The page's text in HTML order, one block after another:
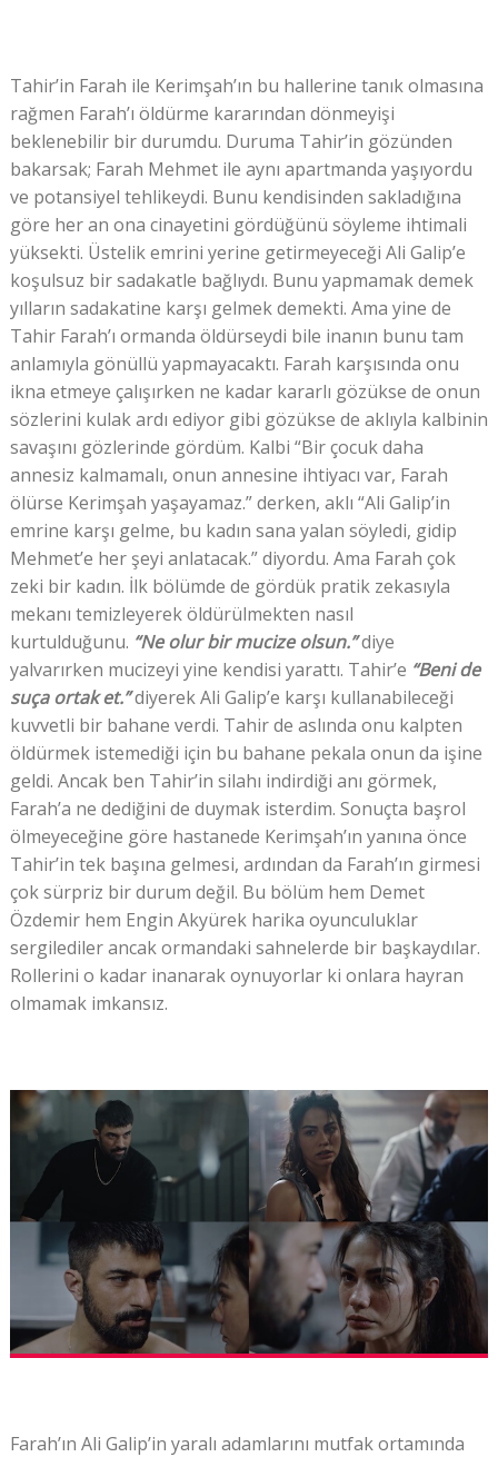
Tahir’in Farah ile Kerimşah’ın bu hallerine tanık olmasına
rağmen Farah’ı öldürme kararından dönmeyişi
beklenebilir bir durumdu. Duruma Tahir’in gözünden
bakarsak; Farah Mehmet ile aynı apartmanda yaşıyordu
ve potansiyel tehlikeydi. Bunu kendisinden sakladığına
göre her an ona cinayetini gördüğünü söyleme ihtimali
yüksekti. Üstelik emrini yerine getirmeyeceği Ali Galip’e
koşulsuz bir sadakatle bağlıydı. Bunu yapmamak demek
yılların sadakatine karşı gelmek demekti. Ama yine de
Tahir Farah’ı ormanda öldürseydi bile inanın bunu tam
anlamıyla gönüllü yapmayacaktı. Farah karşısında onu
ikna etmeye çalışırken ne kadar kararlı gözükse de onun
sözlerini kulak ardı ediyor gibi gözükse de aklıyla kalbinin
savaşını gözlerinde gördüm. Kalbi “Bir çocuk daha
annesiz kalmamalı, onun annesine ihtiyacı var, Farah
ölürse Kerimşah yaşayamaz.” derken, aklı “Ali Galip’in
emrine karşı gelme, bu kadın sana yalan söyledi, gidip
Mehmet’e her şeyi anlatacak.” diyordu. Ama Farah çok
zeki bir kadın. İlk bölümde de gördük pratik zekasıyla
mekanı temizleyerek öldürülmekten nasıl
kurtulduğunu. “Ne olur bir mucize olsun.”diye
yalvarırken mucizeyi yine kendisi yarattı. Tahir’e “Beni de
suça ortak et.”diyerek Ali Galip’e karşı kullanabileceği
kuvvetli bir bahane verdi. Tahir de aslında onu kalpten
öldürmek istemediği için bu bahane pekala onun da işine
geldi. Ancak ben Tahir’in silahı indirdiği anı görmek,
Farah’a ne dediğini de duymak isterdim. Sonuçta başrol
ölmeyeceğine göre hastanede Kerimşah’ın yanına önce
Tahir’in tek başına gelmesi, ardından da Farah’ın girmesi
çok sürpriz bir durum değil. Bu bölüm hem Demet
Özdemir hem Engin Akyürek harika oyunculuklar
sergilediler ancak ormandaki sahnelerde bir başkaydılar.
Rollerini o kadar inanarak oynuyorlar ki onlara hayran
olmamak imkansız.
Farah’ın Ali Galip’in yaralı adamlarını mutfak ortamında